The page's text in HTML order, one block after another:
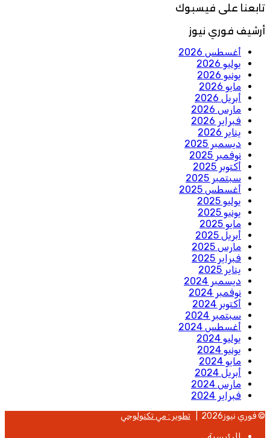
تابعنا على فيسبوك
أرشيف فوري نيوز
أغسطس 2026
يوليو 2026
يونيو 2026
مايو 2026
أبريل 2026
مارس 2026
فبراير 2026
يناير 2026
ديسمبر 2025
نوفمبر 2025
أكتوبر 2025
سبتمبر 2025
أغسطس 2025
يوليو 2025
يونيو 2025
مايو 2025
أبريل 2025
مارس 2025
فبراير 2025
يناير 2025
ديسمبر 2024
نوفمبر 2024
أكتوبر 2024
سبتمبر 2024
أغسطس 2024
يوليو 2024
يونيو 2024
مايو 2024
أبريل 2024
مارس 2024
فبراير 2024
© فوري نيوز2026 | تطوير : مي تكنولوجي